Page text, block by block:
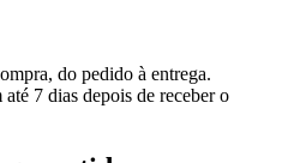
do pedido à entrega.
até 7 dias depois de receber o